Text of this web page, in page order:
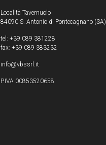
Località Tavernuolo
84090 S. Antonio di Pontecagnano (SA)
tel: +39 089 381228
fax: +39 089 383232
info@vbssrl.it
P.IVA 00853520658